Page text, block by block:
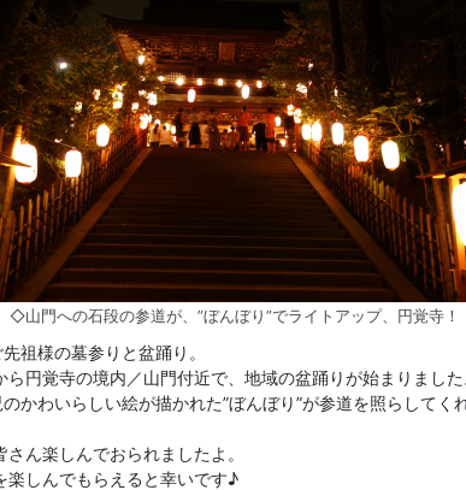
◇山門への石段の参道が、”ぼんぼり”でライトアップ、円覚寺！
祖様の墓参りと盆踊り。
円覚寺の境内／山門付近で、地域の盆踊りが始まりました
かわいらしい絵が描かれた”ぼんぼり”が参道を照らして
ん楽しんでおられましたよ。
楽しんでもらえると幸いです♪